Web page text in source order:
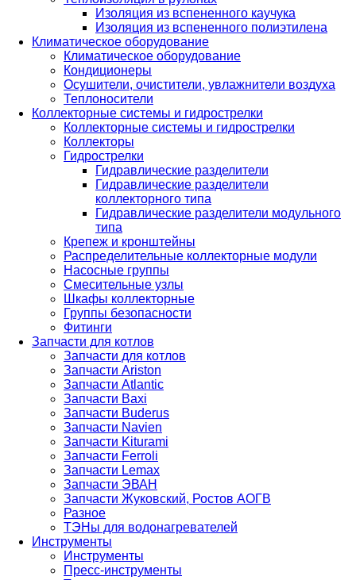
Изоляция из вспененного каучука
Изоляция из вспененного полиэтилена
Климатическое оборудование
Климатическое оборудование
Кондиционеры
Осушители, очистители, увлажнители воздуха
Теплоносители
Коллекторные системы и гидрострелки
Коллекторные системы и гидрострелки
Коллекторы
Гидрострелки
Гидравлические разделители
Гидравлические разделители
коллекторного типа
Гидравлические разделители модульного
типа
Крепеж и кронштейны
Распределительные коллекторные модули
Насосные группы
Смесительные узлы
Шкафы коллекторные
Группы безопасности
Фитинги
Запчасти для котлов
Запчасти для котлов
Запчасти Ariston
Запчасти Atlantic
Запчасти Baxi
Запчасти Buderus
Запчасти Navien
Запчасти Kiturami
Запчасти Ferroli
Запчасти Lemax
Запчасти ЭВАН
Запчасти Жуковский, Ростов АОГВ
Разное
ТЭНы для водонагревателей
Инструменты
Инструменты
Пресс-инструменты